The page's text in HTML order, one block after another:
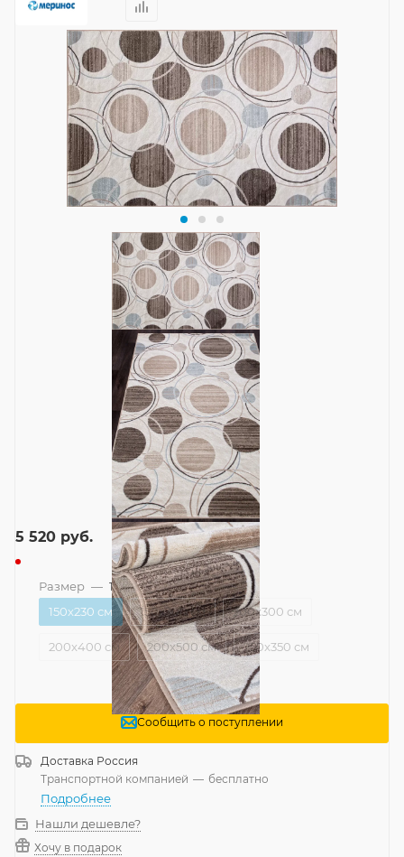
5 520 руб.
Размер — 150x230 см
150x230 см
150x300 см 200x300 см
200x400 см 200x500 см 250x350 см
Сообщить о поступлении
Доставка Россия
Транспортной компанией — бесплатно
Подробнее
Нашли дешевле?
Хочу в подарок